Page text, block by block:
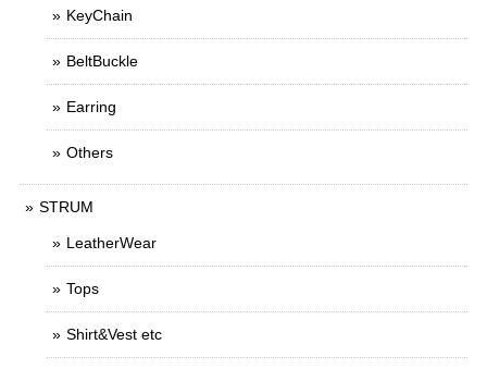
KeyChain
BeltBuckle
Earring
Others
STRUM
LeatherWear
Tops
Shirt&Vest etc